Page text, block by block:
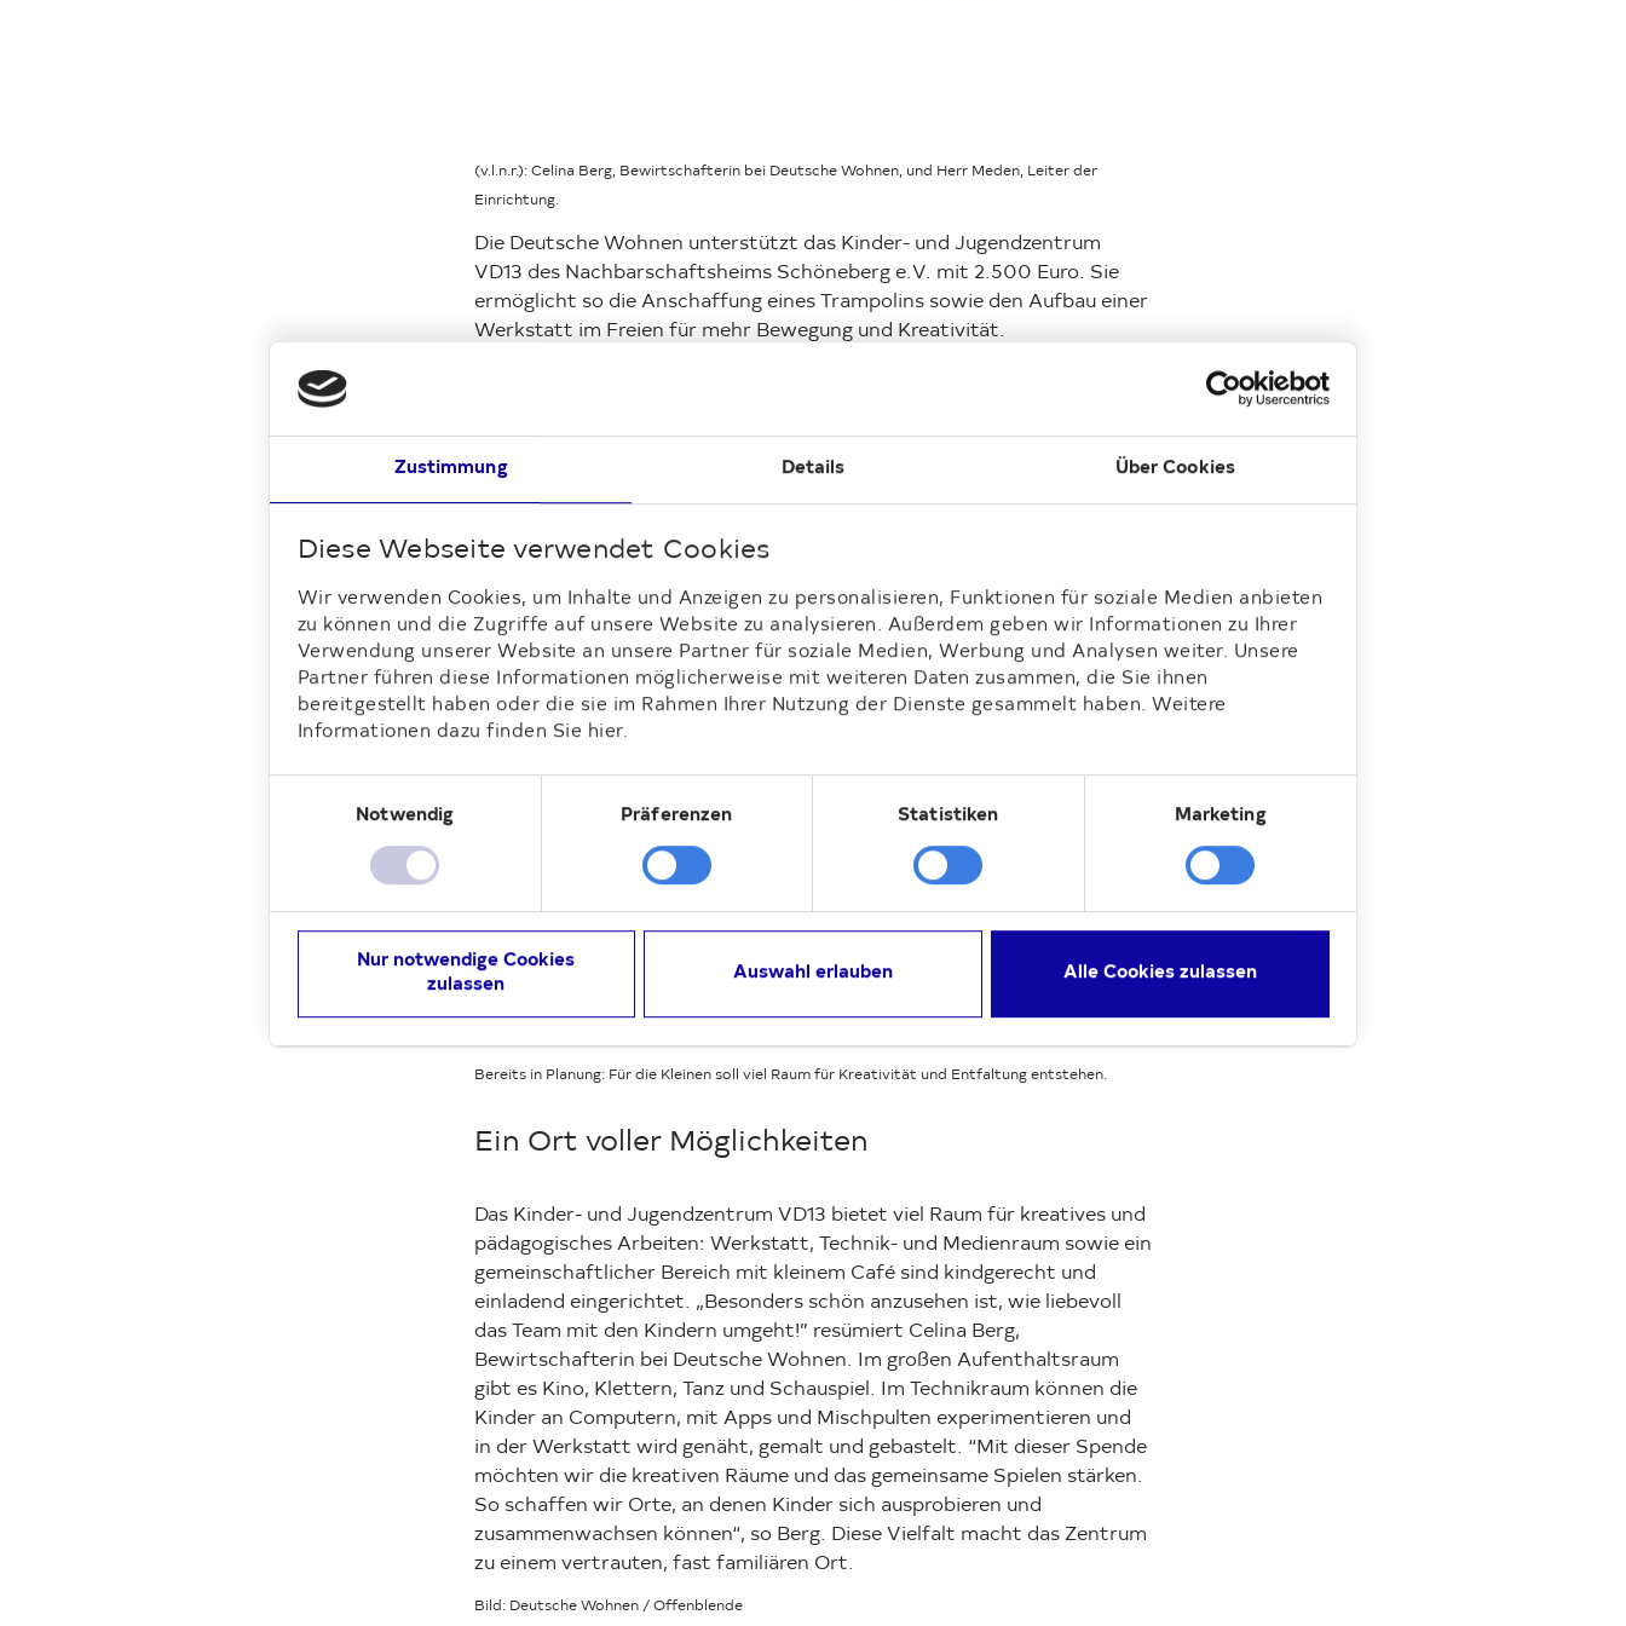
Zustimmung Details Über Cookies
Diese Webseite verwendet Cookies
Wir verwenden Cookies, um Inhalte und Anzeigen zu personalisieren, Funktionen für soziale Medien anbieten
zu können und die Zugriffe auf unsere Website zu analysieren. Außerdem geben wir Informationen zu Ihrer
Verwendung unserer Website an unsere Partner für soziale Medien, Werbung und Analysen weiter. Unsere
Partner führen diese Informationen möglicherweise mit weiteren Daten zusammen, die Sie ihnen
bereitgestellt haben oder die sie im Rahmen Ihrer Nutzung der Dienste gesammelt haben. Weitere
Informationen dazu finden Sie hier.
Notwendig
Präferenzen Statistiken Marketing
Nur notwendige Cookies
zulassen
Auswahl erlauben Alle Cookies zulassen
(v.l.n.r.): Celina Berg, Bewirtschafterin bei Deutsche Wohnen, und Herr Meden, Leiter der
Einrichtung.
Die Deutsche Wohnen unterstützt das Kinder- und Jugendzentrum
VD13 des Nachbarschaftsheims Schöneberg e.V. mit 2.500 Euro. Sie
ermöglicht so die Anschaffung eines Trampolins sowie den Aufbau einer
Werkstatt im Freien für mehr Bewegung und Kreativität.
Ein Teil der Spende soll in ein neues Trampolin fließen – die beiden
bisherigen Geräte sind bei den Kindern sehr beliebt und werden intensiv
genutzt. Zudem möchte die Einrichtung ihr Programm verstärkt ins
Freie verlagern; mit der Spende kann dafür eine „Draußenwerkstatt“
realisiert werden, in der handwerkliche und kreative Angebote unter
freiem Himmel stattfinden sollen.
Bereits in Planung: Für die Kleinen soll viel Raum für Kreativität und Entfaltung entstehen.
Ein Ort voller Möglichkeiten
Das Kinder- und Jugendzentrum VD13 bietet viel Raum für kreatives und
pädagogisches Arbeiten: Werkstatt, Technik- und Medienraum sowie ein
gemeinschaftlicher Bereich mit kleinem Café sind kindgerecht und
einladend eingerichtet. „Besonders schön anzusehen ist, wie liebevoll
das Team mit den Kindern umgeht!” resümiert Celina Berg,
Bewirtschafterin bei Deutsche Wohnen. Im großen Aufenthaltsraum
gibt es Kino, Klettern, Tanz und Schauspiel. Im Technikraum können die
Kinder an Computern, mit Apps und Mischpulten experimentieren und
in der Werkstatt wird genäht, gemalt und gebastelt. “Mit dieser Spende
möchten wir die kreativen Räume und das gemeinsame Spielen stärken.
So schaffen wir Orte, an denen Kinder sich ausprobieren und
zusammenwachsen können“, so Berg. Diese Vielfalt macht das Zentrum
zu einem vertrauten, fast familiären Ort.
Bild: Deutsche Wohnen / Offenblende